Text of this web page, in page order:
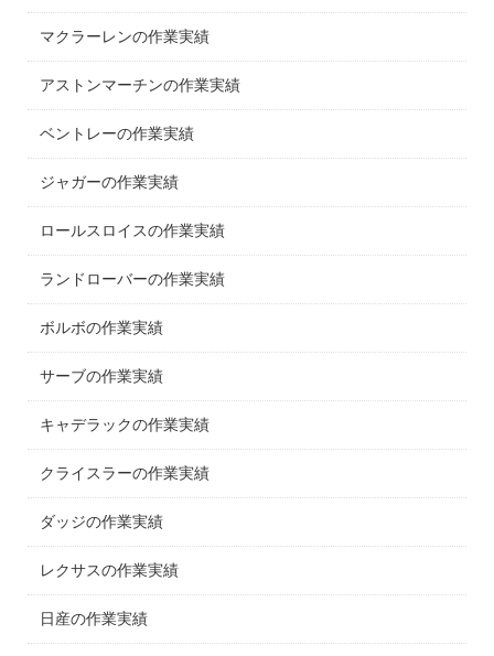
マクラーレンの作業実績
アストンマーチンの作業実績
ベントレーの作業実績
ジャガーの作業実績
ロールスロイスの作業実績
ランドローバーの作業実績
ボルボの作業実績
サーブの作業実績
キャデラックの作業実績
クライスラーの作業実績
ダッジの作業実績
レクサスの作業実績
日産の作業実績